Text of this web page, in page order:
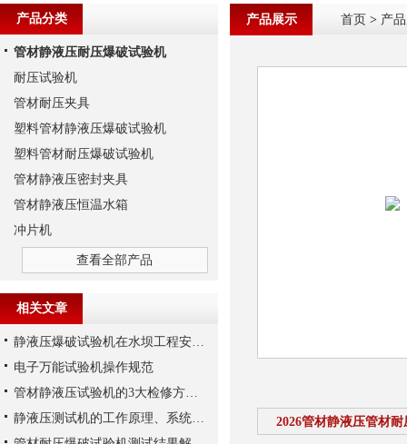
产品展示 首页 > 产
2026管材静液压管材
产品分类
管材静液压耐压爆破试验机
耐压试验机
管材耐压夹具
塑料管材静液压爆破试验机
塑料管材耐压爆破试验机
管材静液压密封夹具
管材静液压恒温水箱
冲片机
查看全部产品
相关文章
静液压爆破试验机在水坝工程安全评估中的应用
电子万能试验机操作规范
管材静液压试验机的3大检修方法,了解一下
静液压测试机的工作原理、系统构成与技术参数详解